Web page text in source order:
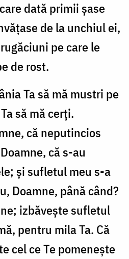
dată primii șase
de la unchiul ei,
pe care le
de rost.
Ta să mă mustri pe
să mă cerți.
că neputincios
că s-au
și sufletul meu s-a
Doamne, până când?
izbăvește sufletul
pentru mila Ta. Că
cel ce Te pomenește